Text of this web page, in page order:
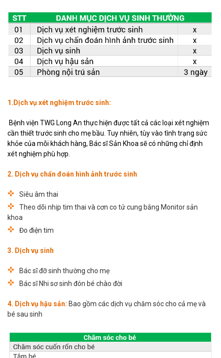
1.Dịch vụ xét nghiệm trước sinh:
Bệnh viện TWG Long An thực hiện được tất cả các loại xét nghiệm
cần thiết trước sinh cho mẹ bầu. Tuy nhiên, tùy vào tình trạng sức
khỏe của mỗi khách hàng, Bác sĩ Sản Khoa sẽ có những chỉ định
xét nghiệm phù hợp.
2. Dịch vụ chẩn đoán hình ảnh trước sinh
Siêu âm thai
Theo dõi nhịp tim thai và cơn co tử cung bằng Monitor sản
khoa
Đo điện tim
3. Dịch vụ sinh
Bác sĩ đỡ sinh thường cho mẹ
Bác sĩ Nhi sơ sinh đón bé chào đời
4. Dịch vụ hậu sản: Bao gồm các dịch vụ chăm sóc cho cả mẹ và
bé sau sinh